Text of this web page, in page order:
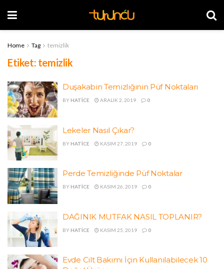
Home Tag temizlik
Etiket: temizlik
Duşakabin Temizliğinin Püf Noktaları
BY HATICE ARALIK 2, 2019 0
Lekeler Nasıl Çıkar?
BY HATICE KASIM 27, 2019 0
Perde Temizliğinde Püf Noktalar
BY HATICE KASIM 26, 2019 0
DAĞINIK MUTFAK NASIL TOPLANIR?
BY HATICE KASIM 25, 2019 0
Evde Cilt Bakımı İçin Kullanılabilecek 10